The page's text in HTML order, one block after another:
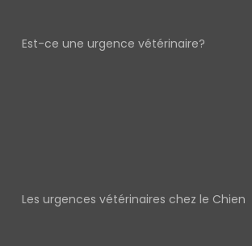
Est-ce une urgence vétérinaire?
Les urgences vétérinaires chez le Chien